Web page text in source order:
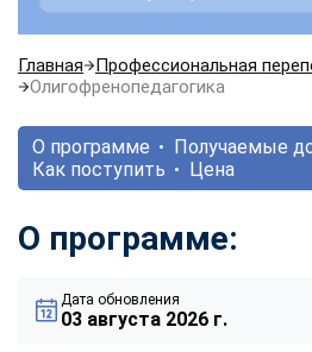
Главная Профессиональная
Олигофренопедагогика
О программе
Получаемые
Как поступить
Цена
О программе:
Дата обновления
03 августа 2026 г.